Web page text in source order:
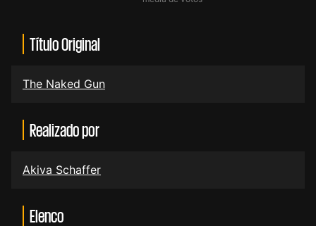
Título Original
The Naked Gun
Realizado por
Akiva Schaffer
Elenco